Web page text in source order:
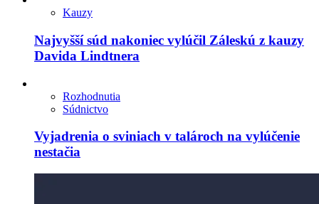
Kauzy
Najvyšší súd nakoniec vylúčil Záleskú z kauzy
Davida Lindtnera
Rozhodnutia
Súdnictvo
Vyjadrenia o sviniach v talároch na vylúčenie
nestačia